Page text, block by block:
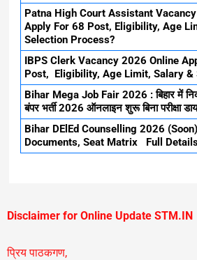
Patna High Court Assistant
Apply For 68 Post, Eligibility, Age
Selection Process?
IBPS Clerk Vacancy 2026 Online
Post, Eligibility, Age Limit, Salary &
Bihar Mega Job Fair 2026 : बिहार में
बंपर भर्ती 2026 ऑनलाइन शुरू बिना परीक्षा
Bihar DElEd Counselling 2026
Documents, Seat Matrix Full
Disclaimer for Online Update STM.IN
प्रिय पाठकगण,